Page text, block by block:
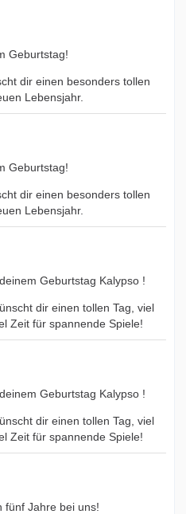
Geburtstag!
dir einen besonders tollen
Lebensjahr.
Geburtstag!
dir einen besonders tollen
Lebensjahr.
Geburtstag Kalypso !
dir einen tollen Tag, viel
Zeit für spannende Spiele!
Geburtstag Kalypso !
dir einen tollen Tag, viel
Zeit für spannende Spiele!
fünf Jahre bei uns!